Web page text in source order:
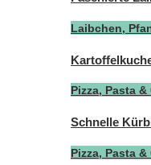
Laibchen,
Pizza, Pasta &
Schnelle
Pizza, Pasta &